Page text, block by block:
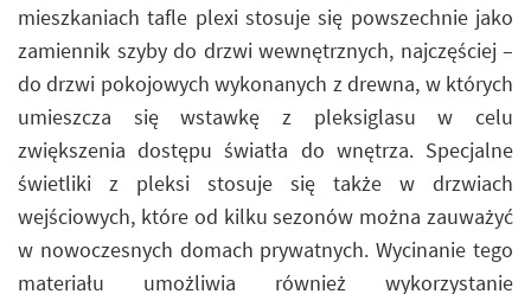
mieszkaniach tafle plexi stosuje się powszechnie jako
zamiennik szyby do drzwi wewnętrznych, najczęściej –
do drzwi pokojowych wykonanych z drewna, w których
umieszcza się wstawkę z pleksiglasu w celu
zwiększenia dostępu światła do wnętrza. Specjalne
świetliki z pleksi stosuje się także w drzwiach
wejściowych, które od kilku sezonów można zauważyć
w nowoczesnych domach prywatnych. Wycinanie tego
materiału umożliwia również wykorzystanie